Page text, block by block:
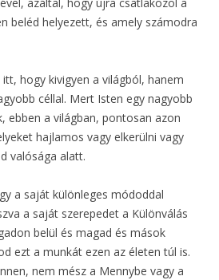
beléd helyezett, és amely számodra
hogy kivigyen a világból, hanem
céllal. Mert Isten egy nagyobb
ebben a világban, pontosan azon
hajlamos vagy elkerülni vagy
valósága alatt.
a saját különleges módoddal
a saját szerepedet a Különválás
belül és magad és mások
ezt a munkát ezen az életen túl is.
nem mész a Mennybe vagy a